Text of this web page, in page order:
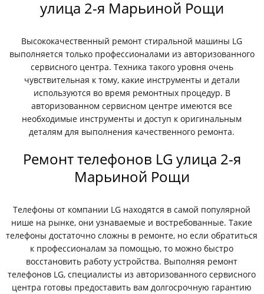
улица 2-я Марьиной Рощи
Высококачественный ремонт стиральной машины LG
выполняется только профессионалами из авторизованного
сервисного центра. Техника такого уровня очень
чувствительная к тому, какие инструменты и детали
используются во время ремонтных процедур. В
авторизованном сервисном центре имеются все
необходимые инструменты и доступ к оригинальным
деталям для выполнения качественного ремонта.
Ремонт телефонов LG улица 2-я
Марьиной Рощи
Телефоны от компании LG находятся в самой популярной
нише на рынке, они узнаваемые и востребованные. Такие
телефоны достаточно сложны в ремонте, но если обратиться
к профессионалам за помощью, то можно быстро
восстановить работу устройства. Выполняя ремонт
телефонов LG, специалисты из авторизованного сервисного
центра готовы предоставить вам долгосрочную гарантию